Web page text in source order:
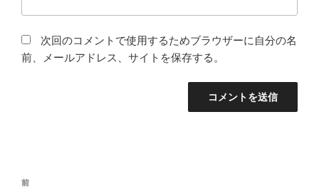
次回のコメントで使用するためブラウザーに自分の名
前、メールアドレス、サイトを保存する。
投
過
前